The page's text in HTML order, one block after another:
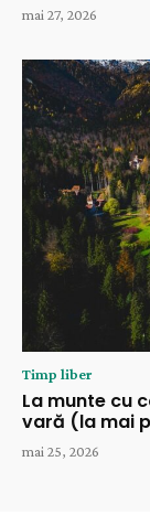
mai 27, 2026
Timp liber
La munte cu
vară (la mai
mai 25, 2026